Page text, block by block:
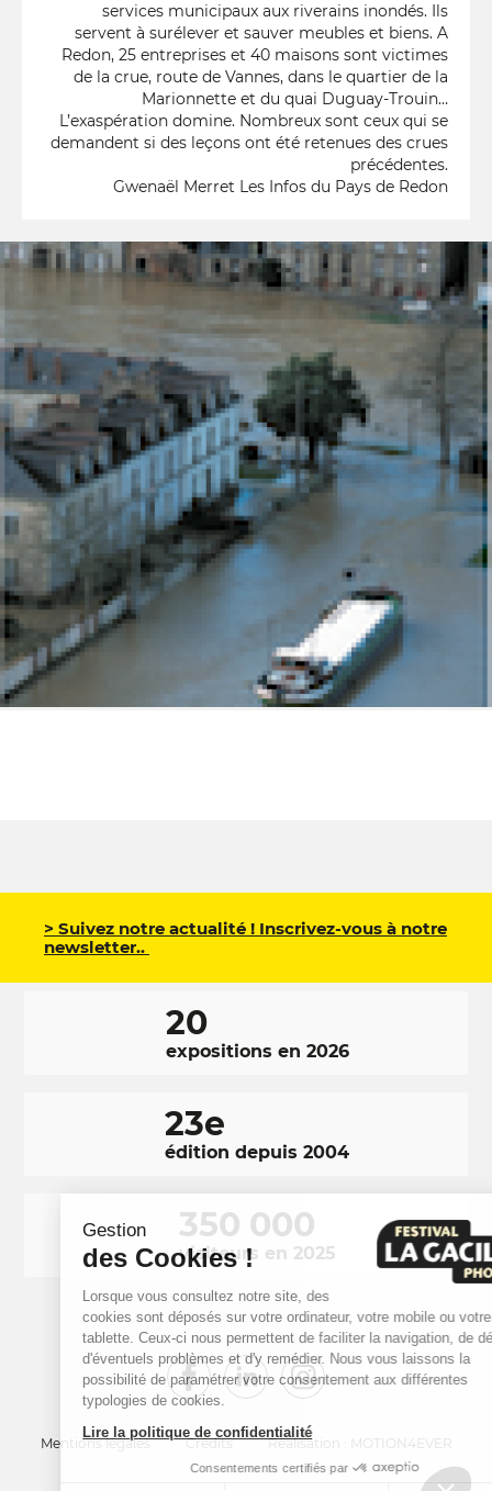
Gestion
des Cookies !
Lorsque vous consultez notre site, des
cookies sont déposés sur votre ordinateur, votre mobile ou votre
tablette. Ceux-ci nous permettent de faciliter la navigation, de détecter
d'éventuels problèmes et d'y remédier. Nous vous laissons la
possibilité de paramétrer votre consentement aux différentes
typologies de cookies.
Lire la politique de confidentialité
Consentements certifiés par
services municipaux aux riverains inondés. Ils
servent à surélever et sauver meubles et biens. A
Redon, 25 entreprises et 40 maisons sont victimes
de la crue, route de Vannes, dans le quartier de la
Marionnette et du quai Duguay-Trouin…
L’exaspération domine. Nombreux sont ceux qui se
demandent si des leçons ont été retenues des crues
précédentes.
Gwenaël Merret Les Infos du Pays de Redon
> Suivez notre actualité ! Inscrivez-vous à notre
newsletter..
20
expositions en 2026
23e
édition depuis 2004
350 000
visiteurs en 2025
RÉSEAUX
SOCIAUX
FOOTER
FacebookLinkedInInstagram
NAVIGATION
Mentions légales Crédits Réalisation : MOTION4EVER